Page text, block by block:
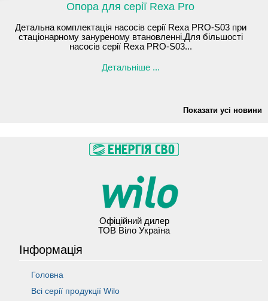
Опора для серії Rexa Pro
Детальна комплектація насосів серії Rexa PRO-S03 при
стаціонарному зануреному втановленні.Для більшості
насосів серії Rexa PRO-S03...
Детальніше ...
Показати усі новини
Офіційний дилер
ТОВ Віло Україна
Інформація
Головна
Всі серії продукції Wilo